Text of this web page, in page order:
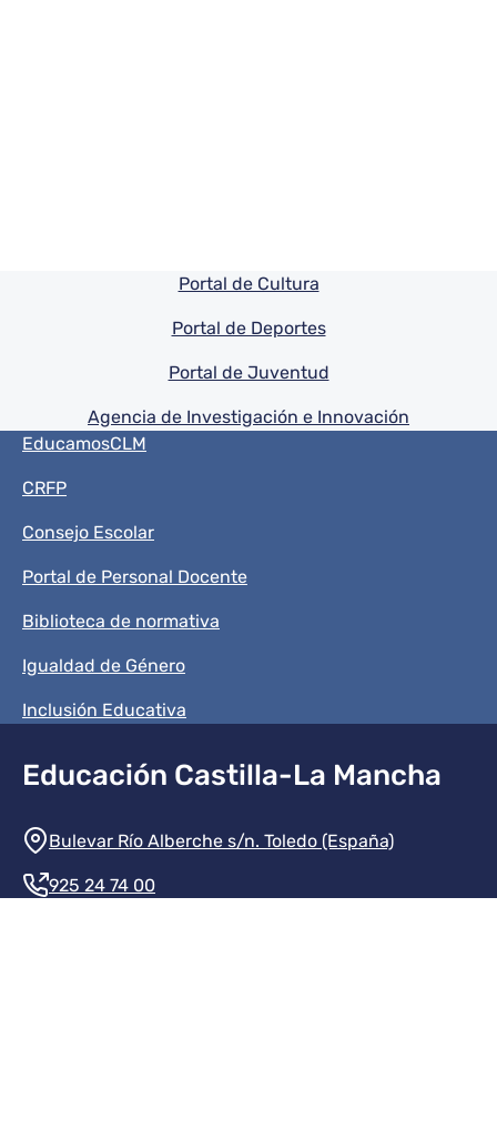
Pie de pagina información
Portal de Cultura
Portal de Deportes
Portal de Juventud
Agencia de Investigación e Innovación
Menú del pie
EducamosCLM
CRFP
Consejo Escolar
Portal de Personal Docente
Biblioteca de normativa
Igualdad de Género
Inclusión Educativa
Educación Castilla-La Mancha
Información de la institución
Bulevar Río Alberche s/n. Toledo (España)
925 24 74 00